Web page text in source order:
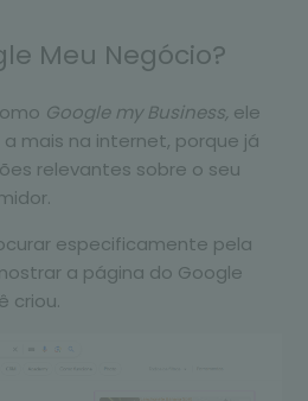
Meu Negócio?
Google my Business, ele
mais na internet, porque já
relevantes sobre o seu
especificamente pela
a página do Google
criou.